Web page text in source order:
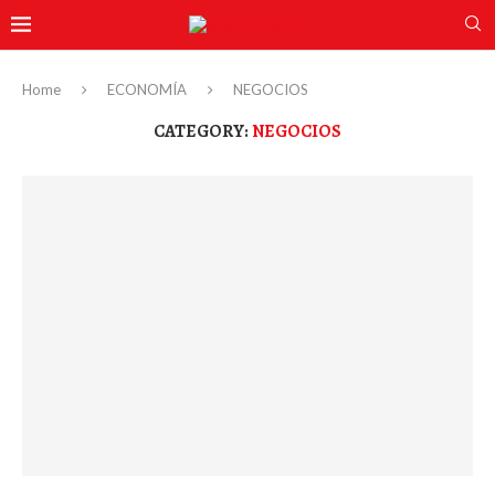
Home ECONOMÍA NEGOCIOS
CATEGORY:NEGOCIOS